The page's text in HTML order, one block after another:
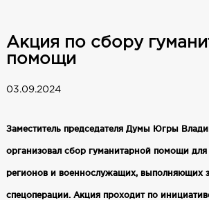
Акция по сбору
помощи
03.09.2024
Заместитель председателя Думы Югры
организовал сбор гуманитарной помощи
регионов и военнослужащих, выполняющих
спецоперации. Акция проходит по